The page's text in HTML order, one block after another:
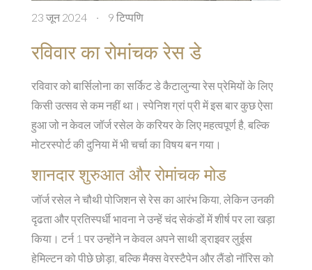
23 जून 2024 · 9 टिप्पणि
रविवार का रोमांचक रेस डे
रविवार को बार्सिलोना का सर्किट डे कैटालुन्या रेस प्रेमियों के लिए
किसी उत्सव से कम नहीं था। स्पेनिश ग्रां प्री में इस बार कुछ ऐसा
हुआ जो न केवल जॉर्ज रसेल के करियर के लिए महत्वपूर्ण है, बल्कि
मोटरस्पोर्ट की दुनिया में भी चर्चा का विषय बन गया।
शानदार शुरुआत और रोमांचक मोड
जॉर्ज रसेल ने चौथी पोजिशन से रेस का आरंभ किया, लेकिन उनकी
दृढता और प्रतिस्पर्धी भावना ने उन्हें चंद सेकंडों में शीर्ष पर ला खड़ा
किया। टर्न 1 पर उन्होंने न केवल अपने साथी ड्राइवर लुईस
हेमिल्टन को पीछे छोड़ा, बल्कि मैक्स वेरस्टैपेन और लैंडो नॉरिस को